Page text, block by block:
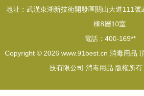
地址：武漢東湖新技術開發區關山大道111號
棟8層10室
電話：400-169**
Copyright © 2026 www.91best.cn 消毒用品
技有限公司 消毒用品 版權所有